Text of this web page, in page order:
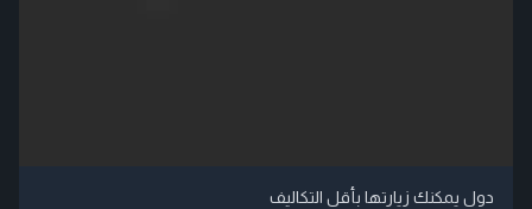
دول يمكنك زيارتها بأقل التكاليف